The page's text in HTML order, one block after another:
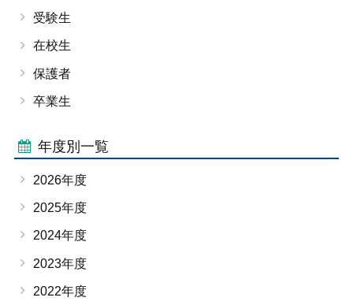
受験生
在校生
保護者
卒業生
年度別一覧
2026年度
2025年度
2024年度
2023年度
2022年度